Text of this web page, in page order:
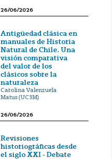
26/06/2026
Antigüedad clásica en
manuales de Historia
Natural de Chile. Una
visión comparativa
del valor de los
clásicos sobre la
naturaleza
Carolina Valenzuela
Matus (UC3M)
26/06/2026
Revisiones
historiográficas desde
el siglo XXI - Debate